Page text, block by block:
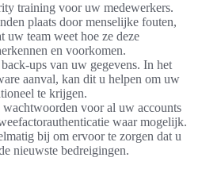
training voor uw medewerkers.
plaats door menselijke fouten,
uw team weet hoe ze deze
en voorkomen.
ups van uw gegevens. In het
aanval, kan dit u helpen om uw
te krijgen.
voor al uw accounts
waar mogelijk.
bij om ervoor te zorgen dat u
nieuwste bedreigingen.